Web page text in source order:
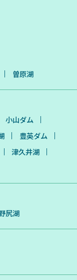
曽原湖
小山ダム
豊英ダム
津久井湖
尻湖